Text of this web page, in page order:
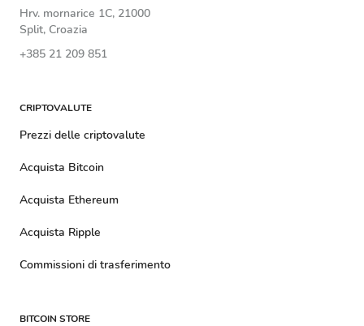
Hrv. mornarice 1C, 21000
Split, Croazia
+385 21 209 851
CRIPTOVALUTE
Prezzi delle criptovalute
Acquista Bitcoin
Acquista Ethereum
Acquista Ripple
Commissioni di trasferimento
BITCOIN STORE